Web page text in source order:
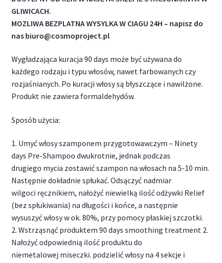
GLIWICACH.
MOZLIWA BEZPLATNA WYSYLKA W CIAGU 24H – napisz do
nas biuro@cosmoproject.pl
Wygładzająca kuracja 90 days może być używana do
każdego rodzaju i typu włosów, nawet farbowanych czy
rozjaśnianych. Po kuracji włosy są błyszczące i nawilżone.
Produkt nie zawiera formaldehydów.
Sposób użycia:
1. Umyć włosy szamponem przygotowawczym – Ninety
days Pre-Shampoo dwukrotnie, jednak podczas
drugiego mycia zostawić szampon na włosach na 5-10 min.
Następnie dokładnie spłukać. Odsączyć nadmiar
wilgoci ręcznikiem, nałożyć niewielką ilość odżywki Relief
(bez spłukiwania) na długości i końce, a następnie
wysuszyć włosy w ok. 80%, przy pomocy płaskiej szczotki.
2. Wstrząsnąć produktem 90 days smoothing treatment 2.
Nałożyć odpowiednią ilość produktu do
niemetalowej miseczki. podzielić włosy na 4 sekcje i